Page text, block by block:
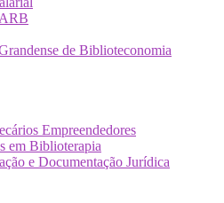
de Biblioteconomia
Empreendedores
em Biblioterapia
e Documentação Jurídica